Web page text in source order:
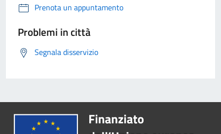
Prenota un appuntamento
Problemi in città
Segnala disservizio